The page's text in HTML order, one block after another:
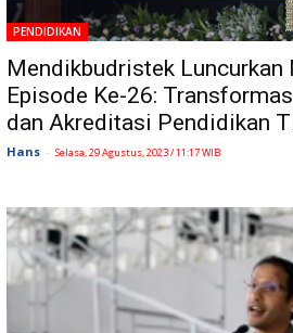
PENDIDIKAN
Mendikbudristek Luncurkan
Episode Ke-26:
dan Akreditasi Pendidikan
Hans - Selasa, 29 Agustus, 2023 / 11:17 WIB